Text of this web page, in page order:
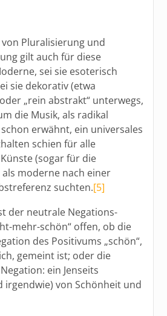
Pluralisierung und
gilt auch für diese
sei sie esoterisch
sie dekorativ (etwa
„rein abstrakt“ unterwegs,
die Musik, als radikal
erwähnt, ein universales
schien für alle
(sogar für die
moderne nach einer
suchten.[5]
der neutrale Negations-
mehr-schön“ offen, ob die
des Positivums „schön“,
gemeint ist; oder die
ein Jenseits
irgendwie) von Schönheit und